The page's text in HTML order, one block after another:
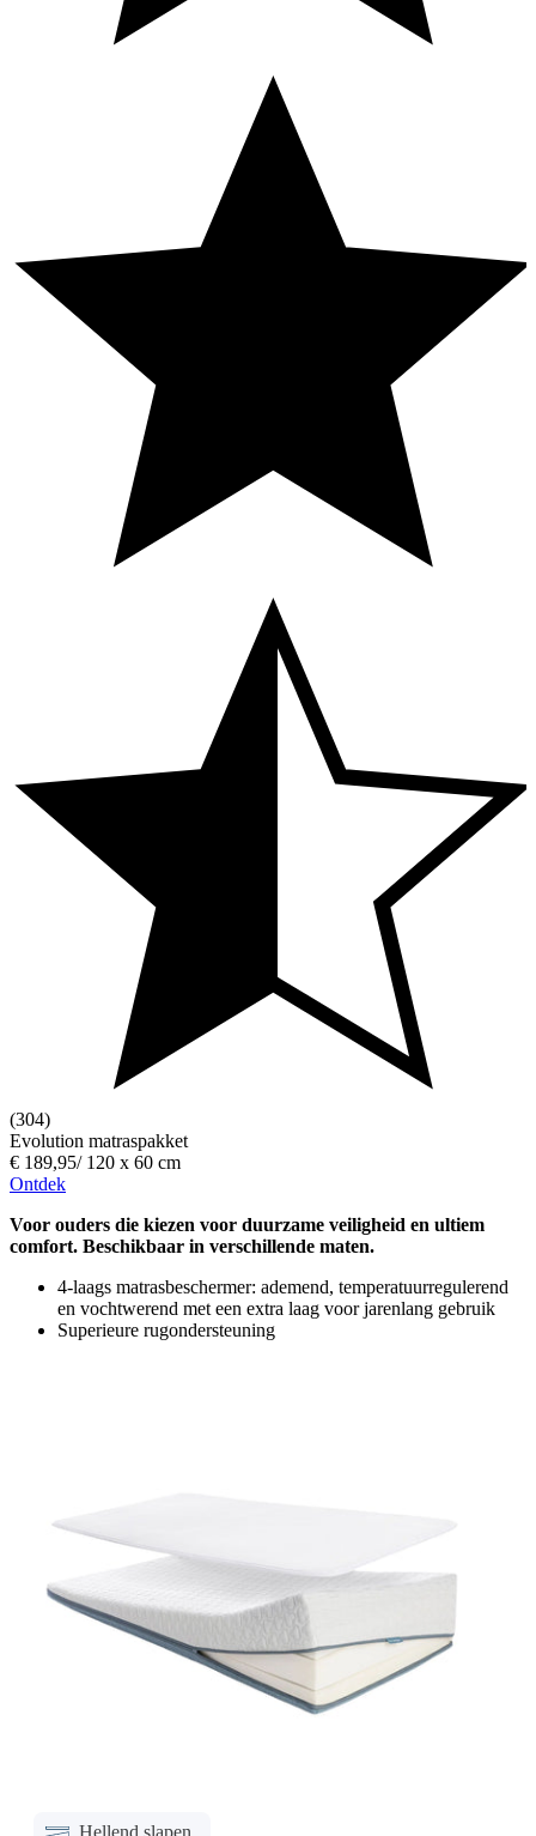
(304)
Evolution matraspakket
€ 189,95/ 120 x 60 cm
Ontdek
Voor ouders die kiezen voor duurzame veiligheid en ultiem
comfort. Beschikbaar in verschillende maten.
4-laags matrasbeschermer: ademend, temperatuurregulerend
en vochtwerend met een extra laag voor jarenlang gebruik
Superieure rugondersteuning